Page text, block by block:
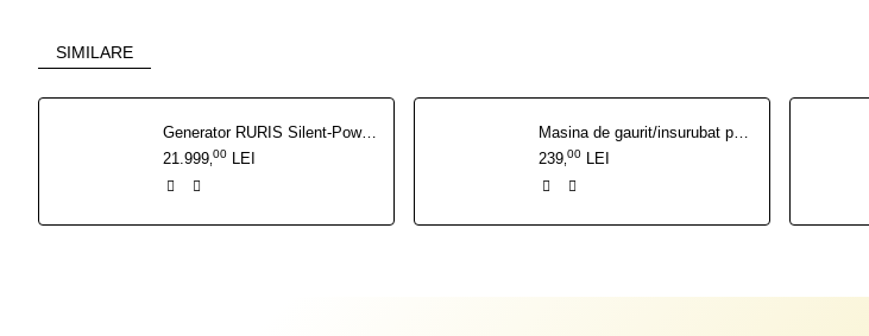
SIMILARE
Generator RURIS Silent-Power DG15KVA 27 CP - 13 kW insonorizat, pornire electrica cu ATS inclus
21.999 00 LEI
239 00 LEI